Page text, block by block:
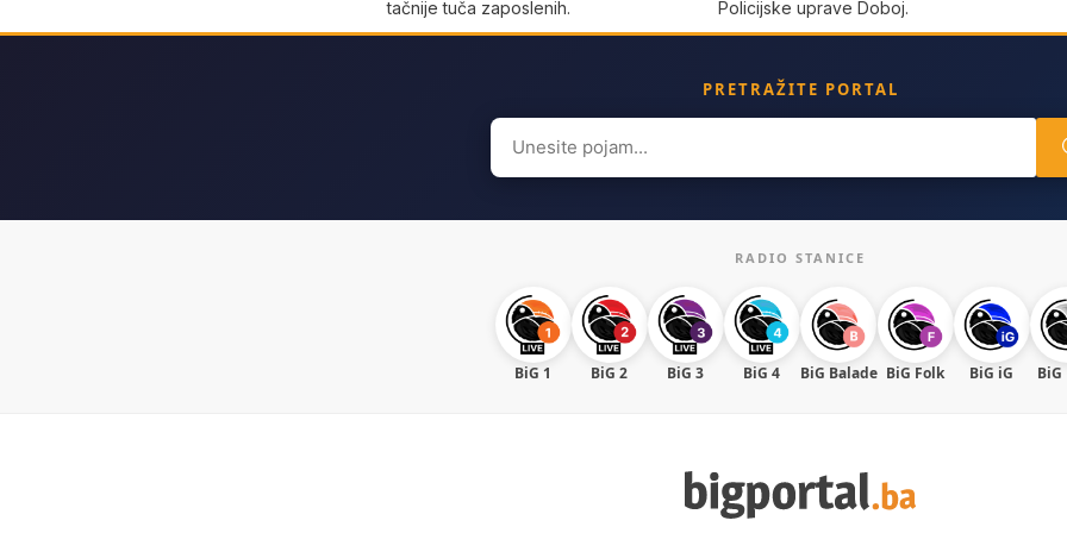
tačnije tuča zaposlenih. Policijske uprave Doboj.
PRETRAŽITE PORTAL
Search
for:
RADIO STANICE
BiG 1 BiG 2 BiG 3 BiG 4 BiG Balade BiG Folk BiG iG BiG